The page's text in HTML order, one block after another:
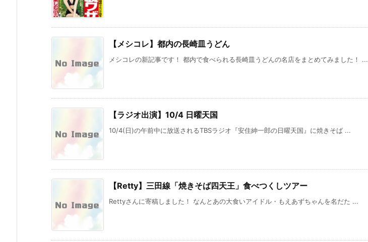
【メシコレ】都内の長崎皿うどん
メシコレの新記事です！ 都内で食べられる長崎皿うどんの名店をまとめてみました！ ...
【ラジオ出演】10/4 日曜天国
10/4(日)の午前中に放送されるTBSラジオ『安住紳一郎の日曜天国』に焼きそば ...
【Retty】三田線「焼きそば四天王」食べつくしツアー
Rettyさんに寄稿しました！ なんとあの大食いアイドル・もえあずちゃんを名だた ...